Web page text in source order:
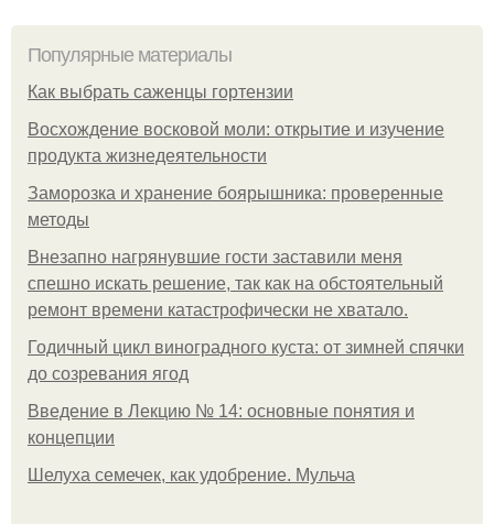
Популярные материалы
Как выбрать саженцы гортензии
Восхождение восковой моли: открытие и изучение
продукта жизнедеятельности
Заморозка и хранение боярышника: проверенные
методы
Внезапно нагрянувшие гости заставили меня
спешно искать решение, так как на обстоятельный
ремонт времени катастрофически не хватало.
Годичный цикл виноградного куста: от зимней спячки
до созревания ягод
Введение в Лекцию № 14: основные понятия и
концепции
Шелуха семечек, как удобрение. Мульча